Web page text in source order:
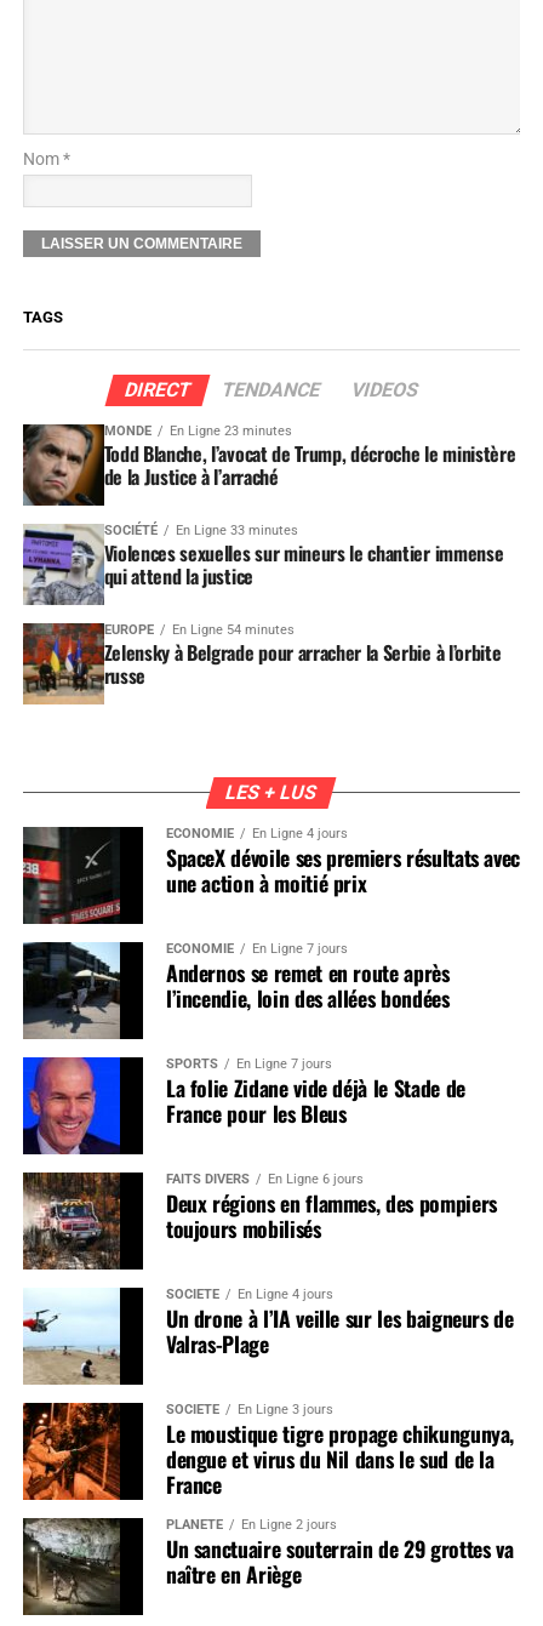
Nom *
TAGS
DIRECT TENDANCE VIDEOS
MONDE En Ligne 23 minutes
Todd Blanche, l’avocat de Trump, décroche le ministère
de la Justice à l’arraché
SOCIÉTÉ En Ligne 33 minutes
Violences sexuelles sur mineurs le chantier immense
qui attend la justice
EUROPE En Ligne 54 minutes
Zelensky à Belgrade pour arracher la Serbie à l’orbite
russe
LES + LUS
ÉCONOMIE En Ligne 4 jours
SpaceX dévoile ses premiers résultats avec
une action à moitié prix
ÉCONOMIE En Ligne 7 jours
Andernos se remet en route après
l’incendie, loin des allées bondées
SPORTS En Ligne 7 jours
La folie Zidane vide déjà le Stade de
France pour les Bleus
FAITS DIVERS En Ligne 6 jours
Deux régions en flammes, des pompiers
toujours mobilisés
SOCIÉTÉ En Ligne 4 jours
Un drone à l’IA veille sur les baigneurs de
Valras-Plage
SOCIÉTÉ En Ligne 3 jours
Le moustique tigre propage chikungunya,
dengue et virus du Nil dans le sud de la
France
PLANÈTE En Ligne 2 jours
Un sanctuaire souterrain de 29 grottes va
naître en Ariège